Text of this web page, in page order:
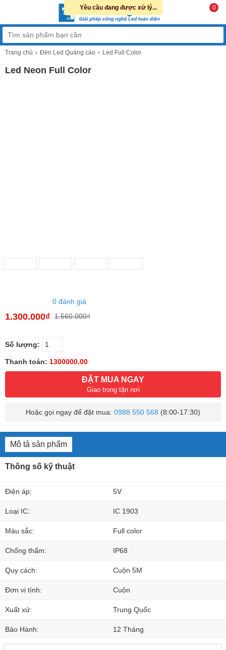
0
Trang chủ Đèn Led Quảng cáo Led Full Color
Led Neon Full Color
0 đánh giá
1.300.000₫ 1.560.000₫
Số lượng:
Thanh toán: 1300000.00
ĐẶT MUA NGAY
Giao trong tận nơi
Hoặc gọi ngay để đặt mua: 0988 550 568 (8:00-17:30)
Mô tả sản phẩm
Thông số kỹ thuật
Điện áp: 5V
Loại IC: IC 1903
Màu sắc: Full color
Chống thấm: IP68
Quy cách: Cuộn 5M
Đơn vị tính: Cuộn
Xuất xứ: Trung Quốc
Bảo Hành: 12 Tháng
Yêu cầu đang được xử lý...